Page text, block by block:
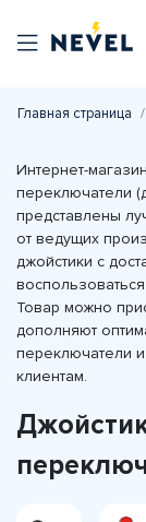
Главная страница
Интернет-
переключатели
представлены
от ведущих
джойстики с
Товар можно
дополняют
переключатели
клиентам.